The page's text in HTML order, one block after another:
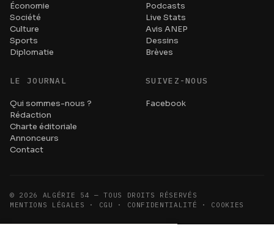
Économie
Société
Culture
Sports
Diplomatie
Podcasts
Live Stats
Avis ANEP
Dessins
Brèves
LE JOURNAL
Qui sommes-nous ?
Rédaction
Charte éditoriale
Annonceurs
Contact
SUIVEZ-NOUS
Facebook
© 2026
ALGÉRIE 54 — TOUS DROITS RÉSERVÉS
MENTIONS LÉGALES · CGU · CONFIDENTIALITÉ · COOKIES